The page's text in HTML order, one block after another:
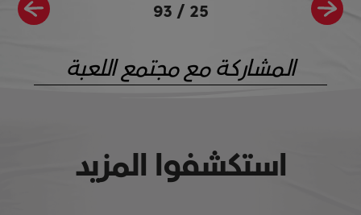
25
/
93
المشاركة مع مجتمع اللعبة
استكشفوا المزيد